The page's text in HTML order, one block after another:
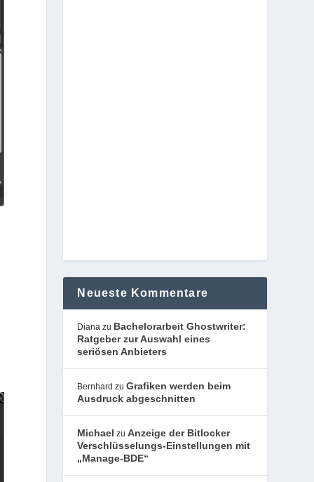
Neueste Kommentare
Diana zu Bachelorarbeit Ghostwriter:
Ratgeber zur Auswahl eines
seriösen Anbieters
Bernhard zuGrafiken werden beim
Ausdruck abgeschnitten
Michael zuAnzeige der Bitlocker
Verschlüsselungs-Einstellungen mit
„Manage-BDE“